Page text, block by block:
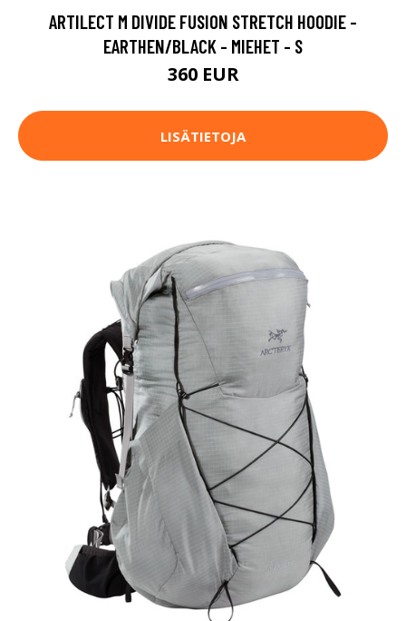
ARTILECT M DIVIDE FUSION STRETCH HOODIE -
EARTHEN/BLACK - MIEHET - S
360 EUR
LISÄTIETOJA